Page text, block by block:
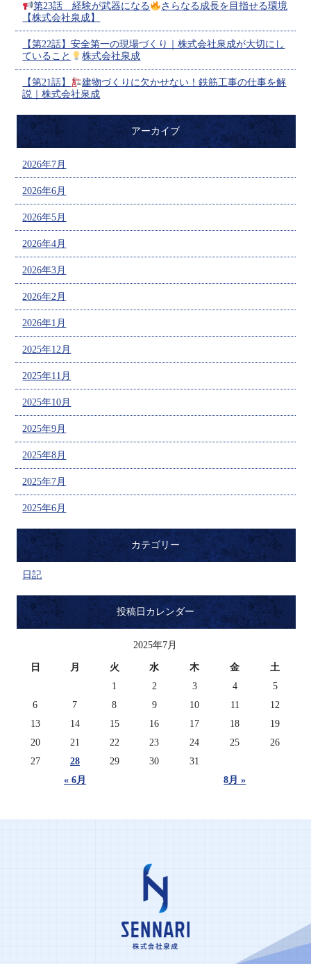
第23話 経験が武器になる
さらなる成長を目指せる環境
【株式会社泉成】
【第22話】安全第一の現場づくり｜株式会社泉成が大切にし
ていること
株式会社泉成
【第21話】
建物づくりに欠かせない！鉄筋工事の仕事を解
説｜株式会社泉成
アーカイブ
2026年7月
2026年6月
2026年5月
2026年4月
2026年3月
2026年2月
2026年1月
2025年12月
2025年11月
2025年10月
2025年9月
2025年8月
2025年7月
2025年6月
カテゴリー
日記
投稿日カレンダー
2025年7月
日 月 火 水 木 金 土
« 6月 8月 »
1 2 3 4
5
6
7 8 9 10 11
12
13
14 15 16 17 18
19
20
21 22 23 24 25
26
27
28 29 30 31